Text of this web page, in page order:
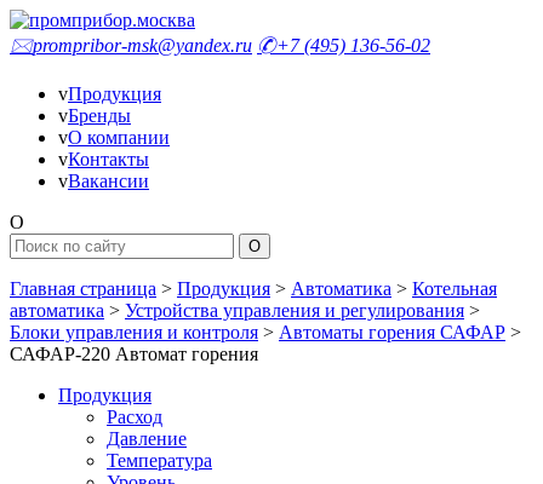
🖂prompribor-msk@yandex.ru ✆+7 (495) 136-56-02
vПродукция
vБренды
vО компании
vКонтакты
vВакансии
O
Главная страница > Продукция > Автоматика > Котельная
автоматика > Устройства управления и регулирования >
Блоки управления и контроля > Автоматы горения САФАР >
САФАР-220 Автомат горения
Продукция
Расход
Давление
Температура